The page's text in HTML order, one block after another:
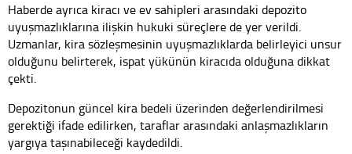
Haberde ayrıca kiracı ve ev sahipleri arasındaki depozito
uyuşmazlıklarına ilişkin hukuki süreçlere de yer verildi.
Uzmanlar, kira sözleşmesinin uyuşmazlıklarda belirleyici unsur
olduğunu belirterek, ispat yükünün kiracıda olduğuna dikkat
çekti.
Depozitonun güncel kira bedeli üzerinden değerlendirilmesi
gerektiği ifade edilirken, taraflar arasındaki anlaşmazlıkların
yargıya taşınabileceği kaydedildi.